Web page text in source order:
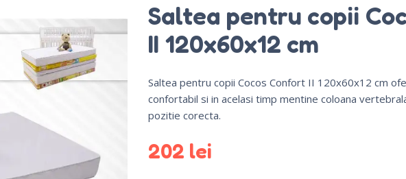
Saltea pentru copii
II 120x60x12 cm
Saltea pentru copii Cocos Confort II 120x60x12 cm
confortabil si in acelasi timp mentine coloana
pozitie corecta.
202 lei